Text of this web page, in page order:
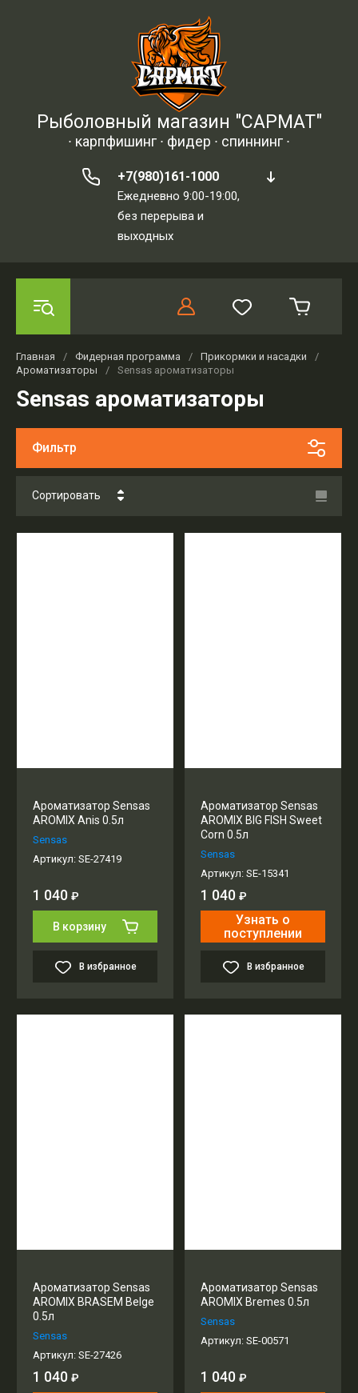
Рыболовный магазин "САРМАТ"
∙ карпфишинг ∙ фидер ∙ спиннинг ∙
+7(980)161-1000
Ежедневно 9:00-19:00,
без перерыва и
выходных
Главная / Фидерная программа / Прикормки и насадки
/
Ароматизаторы
/ Sensas ароматизаторы
Sensas ароматизаторы
Фильтр
Сортировать
Цена - убывание
Ароматизатор Sensas
AROMIX Anis 0.5л
Sensas
Артикул: SE-27419
1 040 ₽
В корзину
В избранное
Ароматизатор Sensas
AROMIX BIG FISH Sweet
Corn 0.5л
Sensas
Артикул: SE-15341
1 040 ₽
Узнать о
поступлении
В избранное
Ароматизатор Sensas
AROMIX BRASEM Belge
0.5л
Sensas
Артикул: SE-27426
1 040 ₽
Ароматизатор Sensas
AROMIX Bremes 0.5л
Sensas
Артикул: SE-00571
1 040 ₽